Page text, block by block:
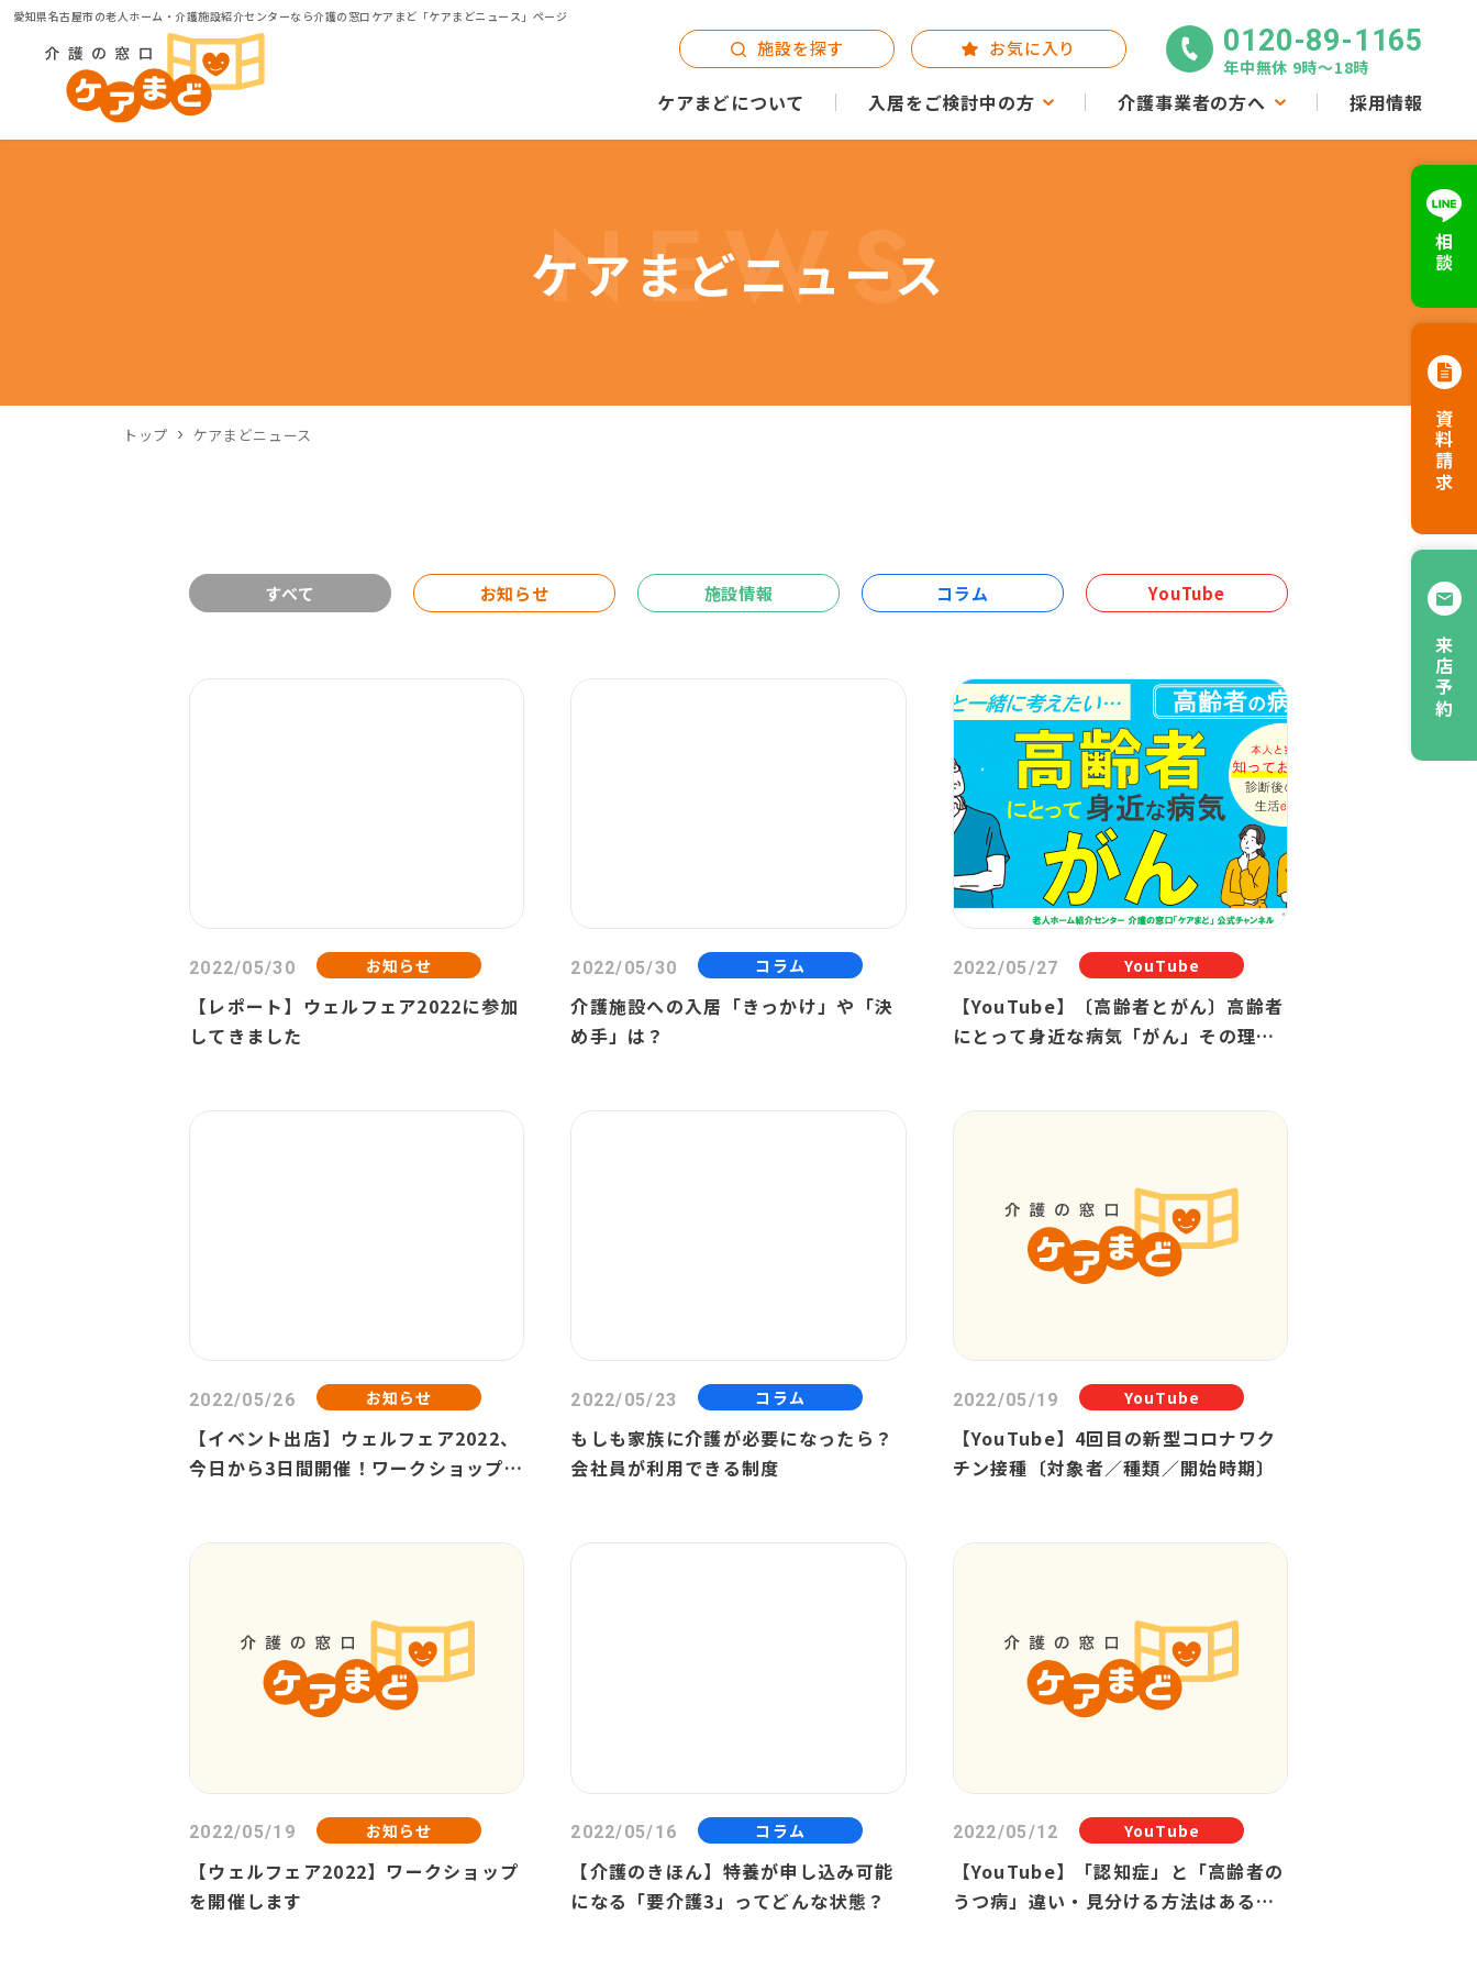
愛知県名古屋市の老人ホーム・介護施設紹介センターなら介護の窓口ケアまど「ケアまどニュース」ページ
ケアまどについて 入居をご検討中の方 介護事業者の方へ 採用情報
施設を探す お気に入り 0120-89-1165
年中無休 9時〜18時
相談
資料請求
来店予約
NEWS
ケアまどニュース
トップ ケアまどニュース
すべて お知らせ 施設情報 コラム YouTube
2022/05/30 お知らせ
【レポート】ウェルフェア2022に参加
してきました
2022/05/30 コラム
介護施設への入居「きっかけ」や「決
め手」は？
2022/05/27 YouTube
【YouTube】〔高齢者とがん〕高齢者
にとって身近な病気「がん」その理由
2022/05/26 お知らせ
【イベント出店】ウェルフェア2022、
今日から3日間開催！ワークショップ参
2022/05/23 コラム
もしも家族に介護が必要になったら？
会社員が利用できる制度
2022/05/19 YouTube
【YouTube】4回目の新型コロナワク
チン接種〔対象者／種類／開始時期〕
2022/05/19 お知らせ
【ウェルフェア2022】ワークショップ
を開催します
2022/05/16 コラム
【介護のきほん】特養が申し込み可能
になる「要介護3」ってどんな状態？
2022/05/12 YouTube
【YouTube】「認知症」と「高齢者の
うつ病」違い・見分ける方法はある？